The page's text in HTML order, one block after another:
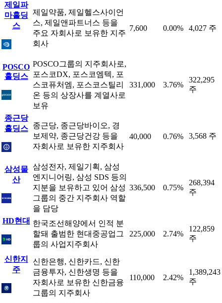
제일파
마홀딩
스
제일약품, 제일헬스사이언
스, 제일앤파트너스 등을
주요 자회사로 보유한 지주
회사
7,600 0.00% 4,027 주
POSCO
홀딩스
POSCO그룹의 지주회사로,
포스코DX, 포스코엠텍, 포
스코퓨처엠, 포스코스틸리
온 등의 상장사를 계열사로
보유
331,000 3.76%
322,295
주
종근당
홀딩스
종근당, 종근당바이오, 경
보제약, 종근당건강 등을
자회사로 보유한 지주회사
40,000 0.76% 3,568 주
삼성물
산
삼성전자, 제일기획, 삼성
엔지니어링, 삼성 SDS 등의
지분을 보유하고 있어 삼성
그룹의 중간 지주회사 역할
을 담당
336,500 0.75%
268,394
주
HD현대 한국조선해양에서 인적 분
할돼 출범한 현대중공업그
룹의 사업지주회사
225,000 2.74%
122,859
주
신한지
주
신한은행, 신한카드, 신한
금융투자, 신한생명 등을
자회사로 보유한 신한금융
그룹의 지주회사
110,000 2.42%
1,389,243
주